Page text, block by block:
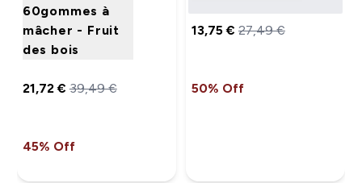
60gommes à
mâcher - Fruit
des bois
21,72 €‎39,49 €‎
45% Off
13,75 €‎ 27,49 €‎
50% Off